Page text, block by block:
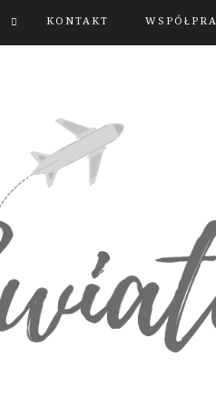
KONTAKT